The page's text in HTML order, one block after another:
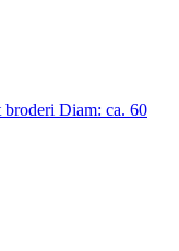
broderi Diam: ca. 60